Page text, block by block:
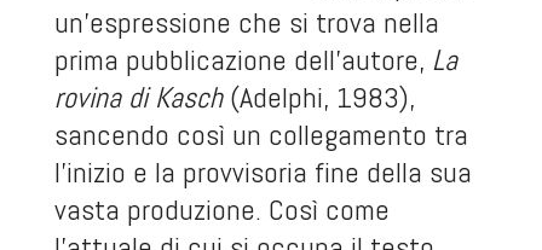
un'espressione che si trova nella
prima pubblicazione dell'autore, La
rovina di Kasch(Adelphi, 1983),
sancendo così un collegamento tra
l'inizio e la provvisoria fine della sua
vasta produzione. Così come